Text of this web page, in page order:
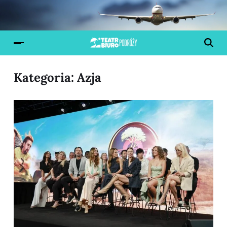
Kategoria: Azja